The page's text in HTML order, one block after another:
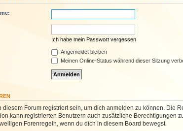
Ich habe mein Passwort vergessen
Angemeldet bleiben
Meinen Online-Status während dieser Sitzung
diesem Forum registriert sein, um dich anmelden zu können. Die
kann registrierten Benutzern auch zusätzliche Berechtigungen
Forenregeln, wenn du dich in diesem Board bewegst.